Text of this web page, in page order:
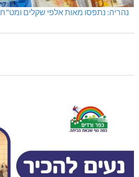
נהריה: נתפסו מאות אלפי שקלים ומט"ח